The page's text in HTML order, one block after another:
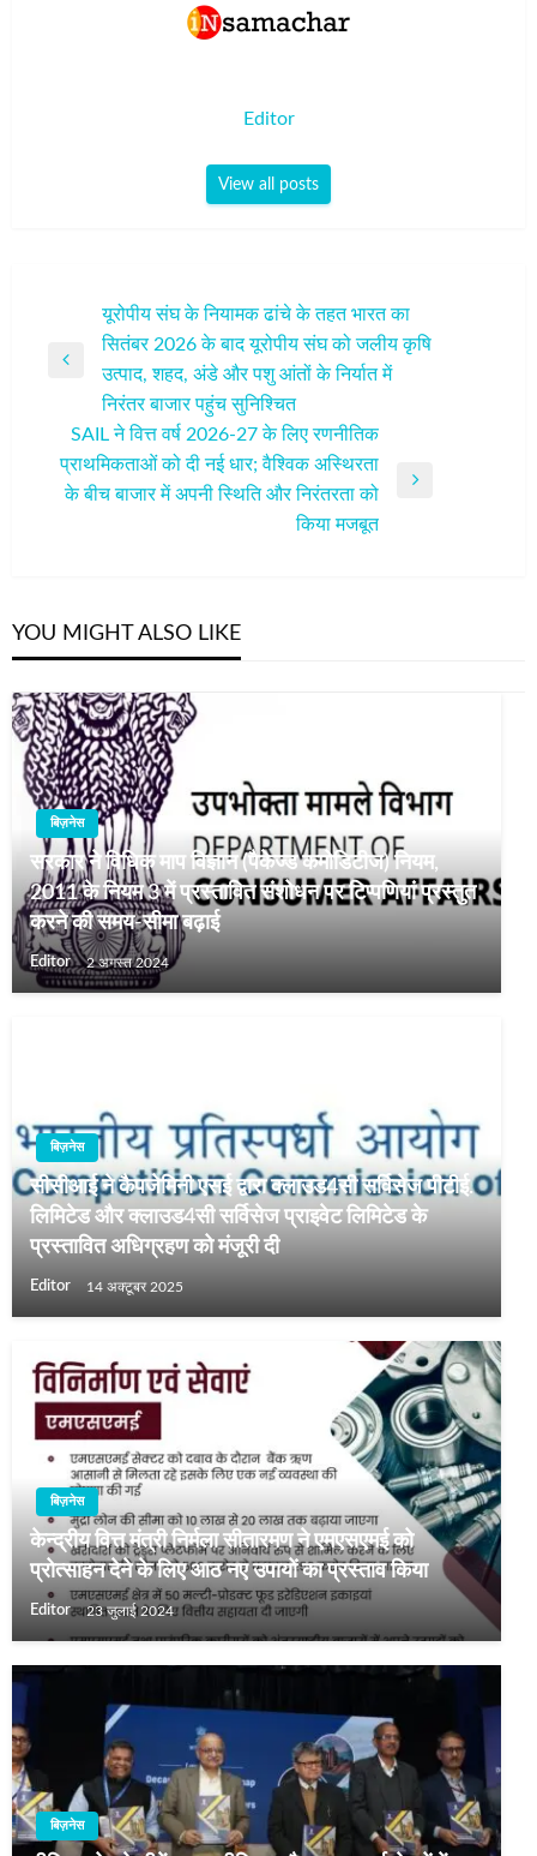
Editor
View all posts
नेविगेशन
Previous
यूरोपीय संघ के नियामक ढांचे के तहत भारत का
सितंबर 2026 के बाद यूरोपीय संघ को जलीय कृषि
उत्पाद, शहद, अंडे और पशु आंतों के निर्यात में
निरंतर बाजार पहुंच सुनिश्चित
Next
SAIL ने वित्त वर्ष 2026-27 के लिए रणनीतिक
प्राथमिकताओं को दी नई धार; वैश्विक अस्थिरता
के बीच बाजार में अपनी स्थिति और निरंतरता को
किया मजबूत
YOU MIGHT ALSO LIKE
बिज़नेस
सरकार ने विधिक माप विज्ञान (पैकेज्ड कमोडिटीज) नियम,
2011 के नियम 3 में प्रस्तावित संशोधन पर टिप्पणियां प्रस्तुत
करने की समय-सीमा बढ़ाई
Editor 2 अगस्त 2024
बिज़नेस
सीसीआई ने कैपजेमिनी एसई द्वारा क्लाउड4सी सर्विसेज पीटीई.
लिमिटेड और क्लाउड4सी सर्विसेज प्राइवेट लिमिटेड के
प्रस्तावित अधिग्रहण को मंजूरी दी
Editor 14 अक्टूबर 2025
बिज़नेस
केन्द्रीय वित्त मंत्री निर्मला सीतारमण ने एमएसएमई को
प्रोत्साहन देने के लिए आठ नए उपायों का प्रस्ताव किया
Editor 23 जुलाई 2024
बिज़नेस